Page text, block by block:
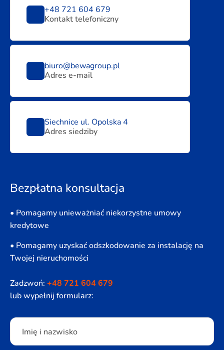
+48 721 604 679
Kontakt telefoniczny
biuro@bewagroup.pl
Adres e-mail
Siechnice ul. Opolska 4
Adres siedziby
Bezpłatna konsultacja
• Pomagamy unieważniać niekorzystne umowy
kredytowe
• Pomagamy uzyskać odszkodowanie za instalację na
Twojej nieruchomości
Zadzwoń: +48 721 604 679
lub wypełnij formularz:
Please leave this field empty.
Imię i nazwisko